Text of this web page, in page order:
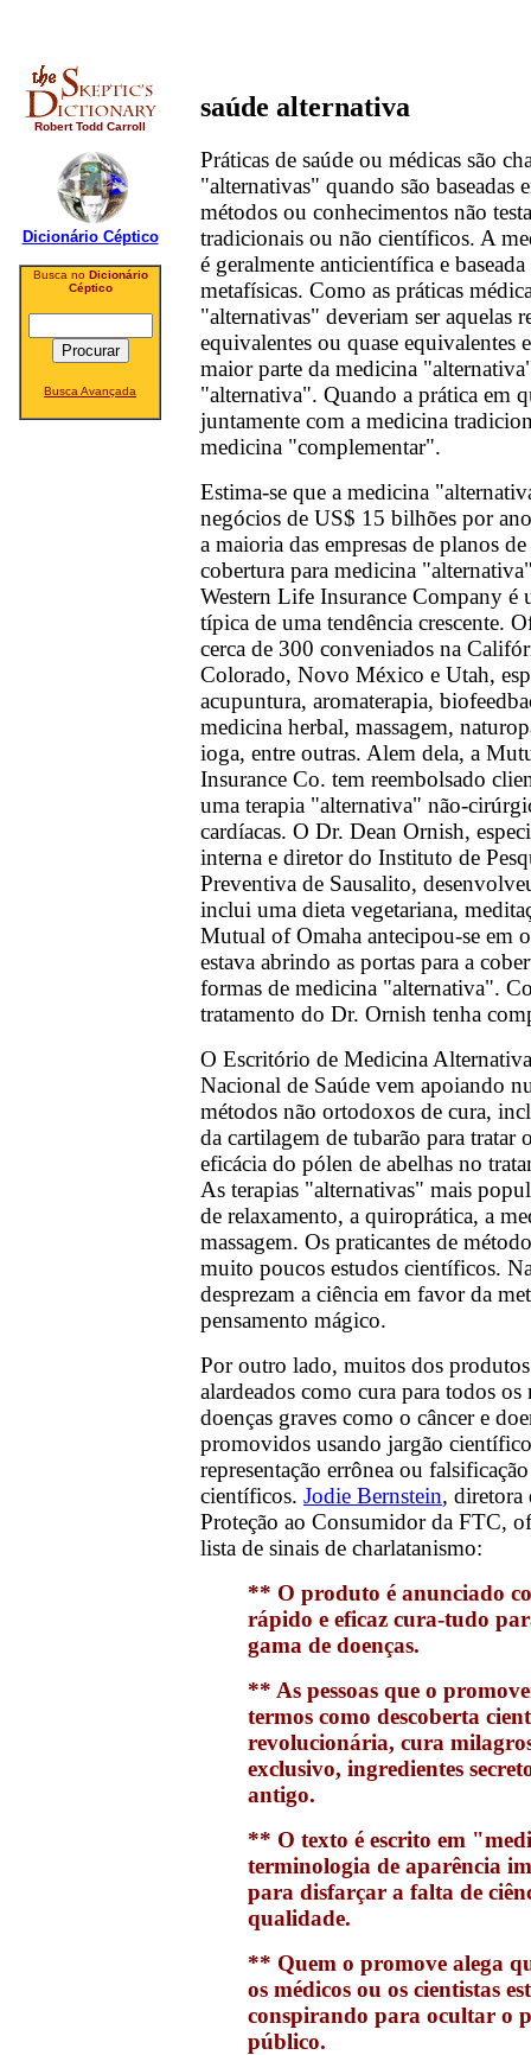
Robert Todd Carroll
Dicionário Céptico
Busca no Dicionário
Céptico
Busca Avançada
saúde alternativa
Práticas de saúde ou médicas são
"alternativas" quando são baseadas
métodos ou conhecimentos não
tradicionais ou não científicos. A
é geralmente anticientífica e baseada
metafísicas. Como as práticas
"alternativas" deveriam ser aquelas
equivalentes ou quase equivalentes
maior parte da medicina
"alternativa". Quando a prática em
juntamente com a medicina
medicina "complementar".
Estima-se que a medicina
negócios de US$ 15 bilhões por
a maioria das empresas de planos
cobertura para medicina
Western Life Insurance Company é
típica de uma tendência crescente.
cerca de 300 conveniados na
Colorado, Novo México e Utah,
acupuntura, aromaterapia,
medicina herbal, massagem,
ioga, entre outras. Alem dela, a
Insurance Co. tem reembolsado
uma terapia "alternativa" não-
cardíacas. O Dr. Dean Ornish,
interna e diretor do Instituto de
Preventiva de Sausalito,
inclui uma dieta vegetariana,
Mutual of Omaha antecipou-se em
estava abrindo as portas para a
formas de medicina "alternativa".
tratamento do Dr. Ornish tenha
O Escritório de Medicina
Nacional de Saúde vem apoiando
métodos não ortodoxos de cura,
da cartilagem de tubarão para tratar
eficácia do pólen de abelhas no
As terapias "alternativas" mais
de relaxamento, a quiroprática, a
massagem. Os praticantes de
muito poucos estudos científicos.
desprezam a ciência em favor da
pensamento mágico.
Por outro lado, muitos dos
alardeados como cura para todos os
doenças graves como o câncer e
promovidos usando jargão
representação errônea ou
científicos. Jodie Bernstein, diretora
Proteção ao Consumidor da FTC,
lista de sinais de charlatanismo:
** O produto é anunciado
rápido e eficaz cura-tudo
gama de doenças.
** As pessoas que o
termos como descoberta
revolucionária, cura
exclusivo, ingredientes
antigo.
** O texto é escrito em
terminologia de aparência
para disfarçar a falta de
qualidade.
** Quem o promove alega
os médicos ou os cientistas
conspirando para ocultar o
público.